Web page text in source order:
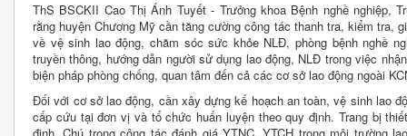
ThS BSCKII Cao Thị Ánh Tuyết - Trưởng khoa Bệnh nghề nghiệp,
rằng huyện Chương Mỹ cần tăng cường công tác thanh tra, kiểm tra,
về vệ sinh lao động, chăm sóc sức khỏe NLĐ, phòng bệnh nghề
truyền thông, hướng dẫn người sử dụng lao động, NLĐ trong việc
biện pháp phòng chống, quan tâm đến cả các cơ sở lao động ngoài
Đối với cơ sở lao động, cần xây dựng kế hoạch an toàn, vệ sinh lao
cấp cứu tại đơn vị và tổ chức huấn luyện theo quy định. Trang bị